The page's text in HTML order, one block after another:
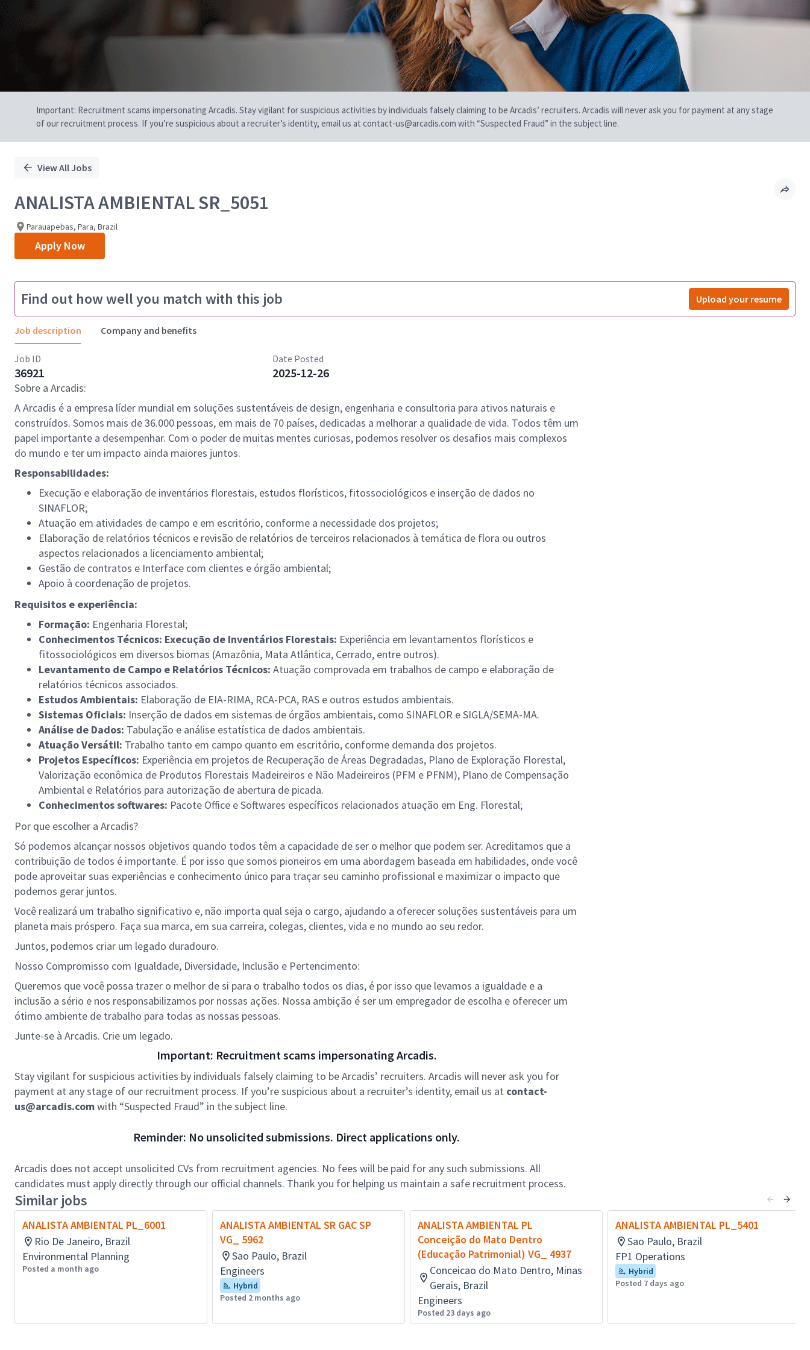
Important: Recruitment scams impersonating Arcadis. Stay vigilant for suspicious activities by individuals falsely claiming to be Arcadis’ recruiters. Arcadis will never ask you for payment at any stage
of our recruitment process. If you’re suspicious about a recruiter’s identity, email us at contact-us@arcadis.com with “Suspected Fraud” in the subject line.
View All Jobs
ANALISTA AMBIENTAL SR_5051
Parauapebas, Para, Brazil
Apply Now
Find out how well you match with this job Upload your resume
Job description Company and benefits
Job ID
36921
Date Posted
2025-12-26
Sobre a Arcadis:
A Arcadis é a empresa líder mundial em soluções sustentáveis de design, engenharia e consultoria para ativos naturais e
construídos. Somos mais de 36.000 pessoas, em mais de 70 países, dedicadas a melhorar a qualidade de vida. Todos têm um
papel importante a desempenhar. Com o poder de muitas mentes curiosas, podemos resolver os desafios mais complexos
do mundo e ter um impacto ainda maiores juntos.
Responsabilidades:
Execução e elaboração de inventários florestais, estudos florísticos, fitossociológicos e inserção de dados no
SINAFLOR;
Atuação em atividades de campo e em escritório, conforme a necessidade dos projetos;
Elaboração de relatórios técnicos e revisão de relatórios de terceiros relacionados à temática de flora ou outros
aspectos relacionados a licenciamento ambiental;
Gestão de contratos e Interface com clientes e órgão ambiental;
Apoio à coordenação de projetos.
Requisitos e experiência:
Formação: Engenharia Florestal;
Conhecimentos Técnicos: Execução de Inventários Florestais: Experiência em levantamentos florísticos e
fitossociológicos em diversos biomas (Amazônia, Mata Atlântica, Cerrado, entre outros).
Levantamento de Campo e Relatórios Técnicos: Atuação comprovada em trabalhos de campo e elaboração de
relatórios técnicos associados.
Estudos Ambientais: Elaboração de EIA-RIMA, RCA-PCA, RAS e outros estudos ambientais.
Sistemas Oficiais: Inserção de dados em sistemas de órgãos ambientais, como SINAFLOR e SIGLA/SEMA-MA.
Análise de Dados: Tabulação e análise estatística de dados ambientais.
Atuação Versátil: Trabalho tanto em campo quanto em escritório, conforme demanda dos projetos.
Projetos Específicos: Experiência em projetos de Recuperação de Áreas Degradadas, Plano de Exploração Florestal,
Valorização econômica de Produtos Florestais Madeireiros e Não Madeireiros (PFM e PFNM), Plano de Compensação
Ambiental e Relatórios para autorização de abertura de picada.
Conhecimentos softwares: Pacote Office e Softwares específicos relacionados atuação em Eng. Florestal;
Por que escolher a Arcadis?
Só podemos alcançar nossos objetivos quando todos têm a capacidade de ser o melhor que podem ser. Acreditamos que a
contribuição de todos é importante. É por isso que somos pioneiros em uma abordagem baseada em habilidades, onde você
pode aproveitar suas experiências e conhecimento único para traçar seu caminho profissional e maximizar o impacto que
podemos gerar juntos.
Você realizará um trabalho significativo e, não importa qual seja o cargo, ajudando a oferecer soluções sustentáveis para um
planeta mais próspero. Faça sua marca, em sua carreira, colegas, clientes, vida e no mundo ao seu redor.
Juntos, podemos criar um legado duradouro.
Nosso Compromisso com Igualdade, Diversidade, Inclusão e Pertencimento:
Queremos que você possa trazer o melhor de si para o trabalho todos os dias, é por isso que levamos a igualdade e a
inclusão a sério e nos responsabilizamos por nossas ações. Nossa ambição é ser um empregador de escolha e oferecer um
ótimo ambiente de trabalho para todas as nossas pessoas.
Junte-se à Arcadis. Crie um legado.
Important: Recruitment scams impersonating Arcadis.
Stay vigilant for suspicious activities by individuals falsely claiming to be Arcadis’ recruiters. Arcadis will never ask you for
payment at any stage of our recruitment process. If you’re suspicious about a recruiter’s identity, email us at contact-
us@arcadis.comwith “Suspected Fraud” in the subject line.
Reminder: No unsolicited submissions. Direct applications only.
Arcadis does not accept unsolicited CVs from recruitment agencies. No fees will be paid for any such submissions. All
candidates must apply directly through our official channels. Thank you for helping us maintain a safe recruitment process.
Similar jobs
ANALISTA AMBIENTAL PL_6001
Rio De Janeiro, Brazil
Environmental Planning
Posted a month ago
ANALISTA AMBIENTAL SR GAC SP
VG_ 5962
Sao Paulo, Brazil
Engineers
Hybrid
Posted 2 months ago
ANALISTA AMBIENTAL PL
Conceição do Mato Dentro
(Educação Patrimonial) VG_ 4937
Conceicao do Mato Dentro, Minas
Gerais, Brazil
Engineers
Posted 23 days ago
ANALISTA AMBIENTAL PL_5401
Sao Paulo, Brazil
FP1 Operations
Hybrid
Posted 7 days ago